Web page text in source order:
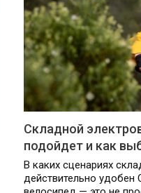
Складной
подойдет и как
В каких сценариях
действительно удобен